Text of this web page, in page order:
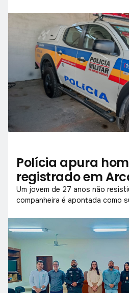
Polícia apura
registrado em
Um jovem de 27 anos não
companheira é apontada como